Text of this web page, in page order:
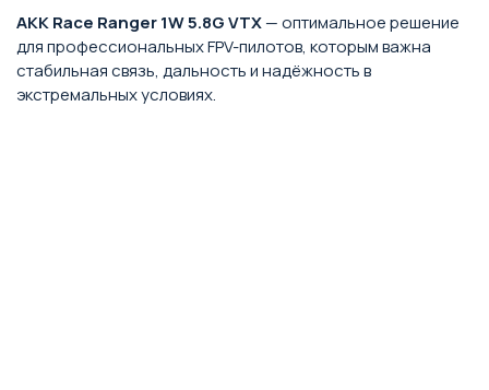
AKK Race Ranger 1W 5.8G VTX— оптимальное решение
для профессиональных FPV-пилотов, которым важна
стабильная связь, дальность и надёжность в
экстремальных условиях.